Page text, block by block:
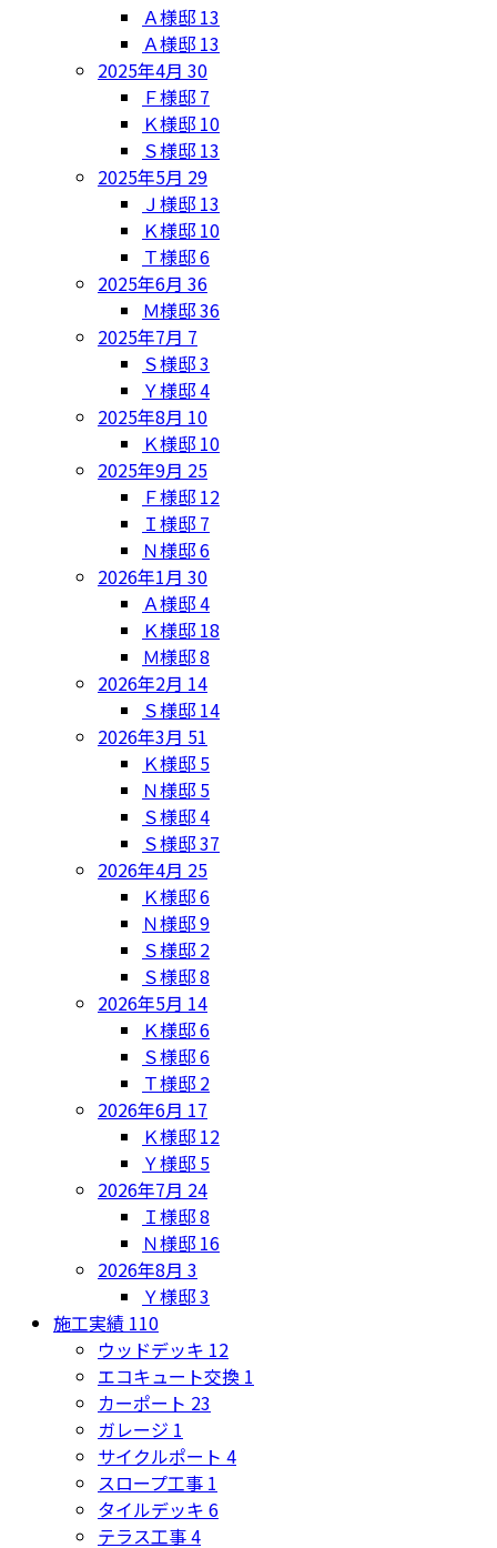
Ａ様邸 13
Ａ様邸 13
2025年4月 30
Ｆ様邸 7
Ｋ様邸 10
Ｓ様邸 13
2025年5月 29
Ｊ様邸 13
Ｋ様邸 10
Ｔ様邸6
2025年6月 36
Ｍ様邸36
2025年7月 7
Ｓ様邸3
Ｙ様邸4
2025年8月 10
Ｋ様邸 10
2025年9月 25
Ｆ様邸 12
Ｉ様邸 7
Ｎ様邸6
2026年1月 30
Ａ様邸4
Ｋ様邸 18
Ｍ様邸8
2026年2月 14
Ｓ様邸 14
2026年3月 51
Ｋ様邸 5
Ｎ様邸 5
Ｓ様邸4
Ｓ様邸37
2026年4月 25
Ｋ様邸6
Ｎ様邸9
Ｓ様邸 2
Ｓ様邸8
2026年5月 14
Ｋ様邸6
Ｓ様邸6
Ｔ様邸 2
2026年6月 17
Ｋ様邸 12
Ｙ様邸 5
2026年7月 24
Ｉ様邸8
Ｎ様邸 16
2026年8月 3
Ｙ様邸3
施工実績 110
ウッドデッキ 12
エコキュート交換 1
カーポート 23
ガレージ 1
サイクルポート 4
スロープ工事 1
タイルデッキ 6
テラス工事4